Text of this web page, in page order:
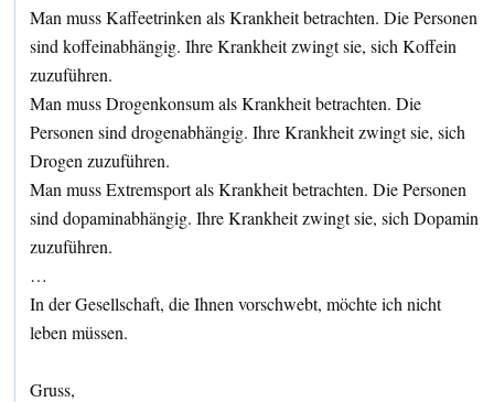
Man muss Kaffeetrinken als Krankheit betrachten. Die Personen
sind koffeinabhängig. Ihre Krankheit zwingt sie, sich Koffein
zuzuführen.
Man muss Drogenkonsum als Krankheit betrachten. Die
Personen sind drogenabhängig. Ihre Krankheit zwingt sie, sich
Drogen zuzuführen.
Man muss Extremsport als Krankheit betrachten. Die Personen
sind dopaminabhängig. Ihre Krankheit zwingt sie, sich Dopamin
zuzuführen.
…
In der Gesellschaft, die Ihnen vorschwebt, möchte ich nicht
leben müssen.
Gruss,